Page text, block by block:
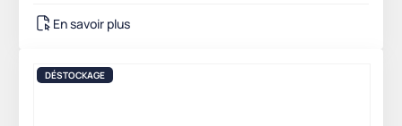
En savoir plus
DÉSTOCKAGE